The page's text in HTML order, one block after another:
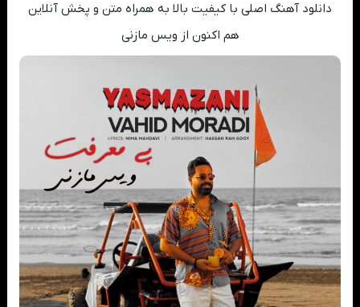
دانلود آهنگ اصلی با کیفیت بالا به همراه متن و پخش آنلاین
هم اکنون از ویس مازنی